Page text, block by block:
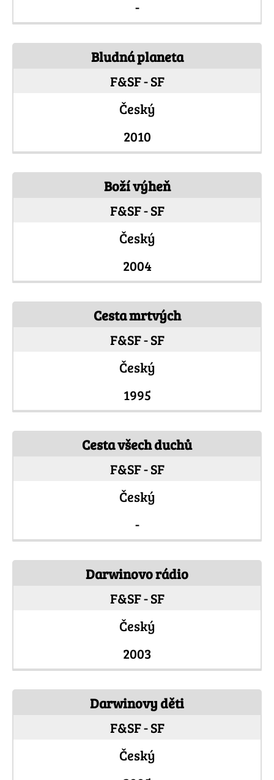
-
Bludná planeta
F&SF - SF
Český
2010
Boží výheň
F&SF - SF
Český
2004
Cesta mrtvých
F&SF - SF
Český
1995
Cesta všech duchů
F&SF - SF
Český
-
Darwinovo rádio
F&SF - SF
Český
2003
Darwinovy děti
F&SF - SF
Český